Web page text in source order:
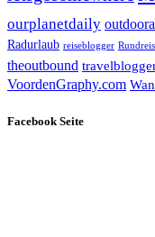
ourplanetdaily
Radurlaub reiseblogger
theoutbound
VoordenGraphy.com
Facebook Seite